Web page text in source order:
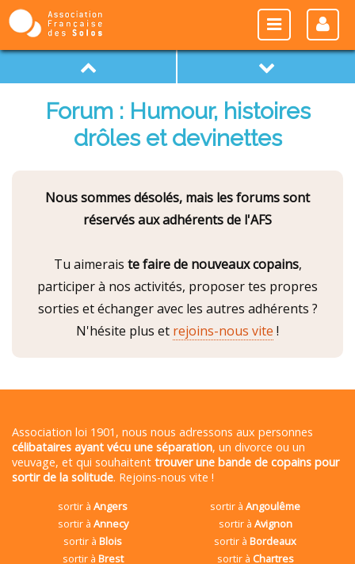
Forum : Humour, histoires
drôles et devinettes
Nous sommes désolés, mais les forums sont
réservés aux adhérents de l'AFS
Tu aimerais te faire de nouveaux copains,
participer à nos activités, proposer tes propres
sorties et échanger avec les autres adhérents ?
N'hésite plus et rejoins-nous vite !
Association loi 1901, nous nous adressons aux personnes
célibataires ayant vécu une séparation, un divorce ou un
veuvage, et qui souhaitent trouver une bande de copains pour
sortir de la solitude. Rejoins-nous vite !
sortir àAngers sortir àAngoulême
sortir à Annecy sortir à Avignon
sortir àBlois sortir àBordeaux
sortir à Brest sortir à Chartres